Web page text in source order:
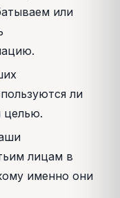
или
ли
целью.
лицам в
именно они